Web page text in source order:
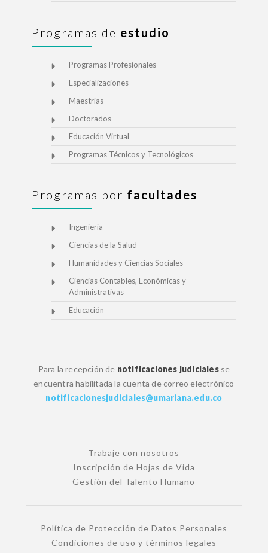
Programas de estudio
Programas Profesionales
Especializaciones
Maestrías
Doctorados
Educación Virtual
Programas Técnicos y Tecnológicos
Programas por facultades
Ingeniería
Ciencias de la Salud
Humanidades y Ciencias Sociales
Ciencias Contables, Económicas y
Administrativas
Educación
Para la recepción de notificaciones judiciales se
encuentra habilitada la cuenta de correo electrónico
notificacionesjudiciales@umariana.edu.co
Trabaje con nosotros
Inscripción de Hojas de Vida
Gestión del Talento Humano
Política de Protección de Datos Personales
Condiciones de uso y términos legales